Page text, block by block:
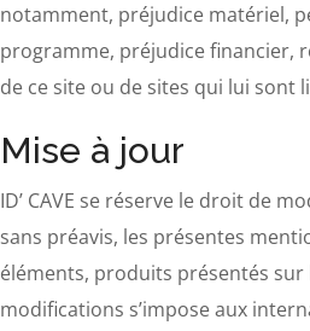
notamment, préjudice matériel,
programme, préjudice financier,
de ce site ou de sites qui lui sont
Mise à jour
ID’ CAVE se réserve le droit de
sans préavis, les présentes
éléments, produits présentés sur
modifications s’impose aux